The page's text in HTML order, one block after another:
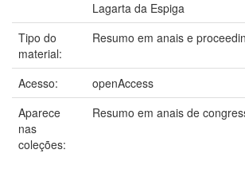
Lagarta da Espiga
Tipo do
material:
Resumo em anais e
Acesso:
openAccess
Aparece
nas
coleções:
Resumo em anais de